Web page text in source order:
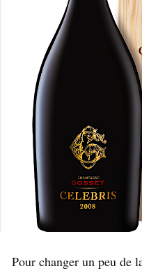
Pour changer un peu de